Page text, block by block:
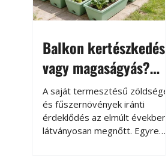
Balkon kertészkedés
vagy magaságyás?
Helytakarékos
kertészkedés
A saját termesztésű zöldségek
és fűszernövények iránti
érdeklődés az elmúlt években
látványosan megnőtt. Egyre